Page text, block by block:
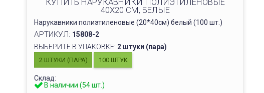
КУПИТЬ НАРУКАВНИКИ ПОЛИЭТИЛЕНОВЫЕ
40Х20 СМ, БЕЛЫЕ
Нарукавники полиэтиленовые (20*40см) белый (100 шт.)
АРТИКУЛ: 15808-2
ВЫБЕРИТЕ В УПАКОВКЕ: 2 штуки (пара)
2 ШТУКИ (ПАРА) 100 ШТУК
Склад:
В наличии (54 шт.)